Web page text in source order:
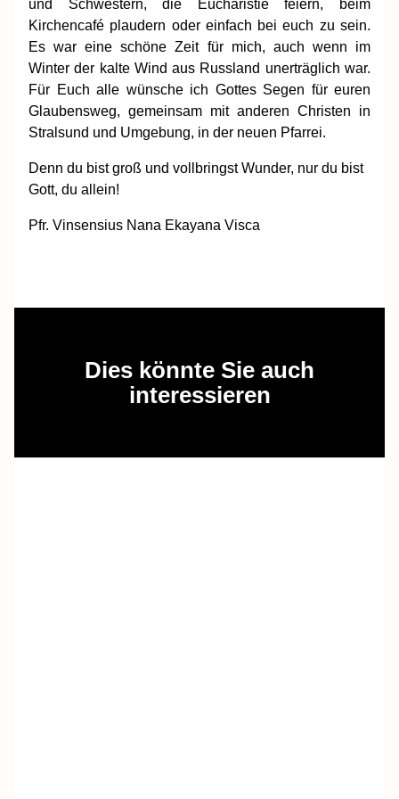
und Schwestern, die Eucharistie feiern, beim
Kirchencafé plaudern oder einfach bei euch zu sein.
Es war eine schöne Zeit für mich, auch wenn im
Winter der kalte Wind aus Russland unerträglich war.
Für Euch alle wünsche ich Gottes Segen für euren
Glaubensweg, gemeinsam mit anderen Christen in
Stralsund und Umgebung, in der neuen Pfarrei.
Denn du bist groß und vollbringst Wunder, nur du bist
Gott, du allein!
Pfr. Vinsensius Nana Ekayana Visca
Dies könnte Sie auch
interessieren